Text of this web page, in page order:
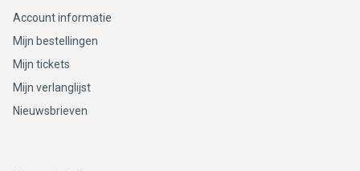
Account informatie
Mijn bestellingen
Mijn tickets
Mijn verlanglijst
Nieuwsbrieven